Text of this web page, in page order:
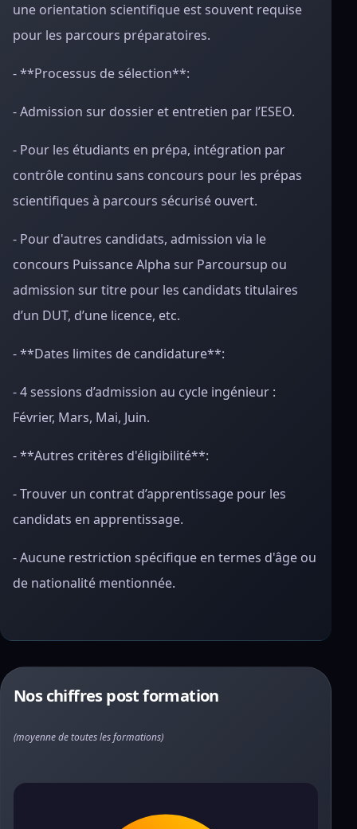
une orientation scientifique est souvent requise
pour les parcours préparatoires.
- **Processus de sélection**:
- Admission sur dossier et entretien par l’ESEO.
- Pour les étudiants en prépa, intégration par
contrôle continu sans concours pour les prépas
scientifiques à parcours sécurisé ouvert.
- Pour d'autres candidats, admission via le
concours Puissance Alpha sur Parcoursup ou
admission sur titre pour les candidats titulaires
d’un DUT, d’une licence, etc.
- **Dates limites de candidature**:
- 4 sessions d’admission au cycle ingénieur :
Février, Mars, Mai, Juin.
- **Autres critères d'éligibilité**:
- Trouver un contrat d’apprentissage pour les
candidats en apprentissage.
- Aucune restriction spécifique en termes d'âge ou
de nationalité mentionnée.
Nos chiffres post formation
(moyenne de toutes les formations)